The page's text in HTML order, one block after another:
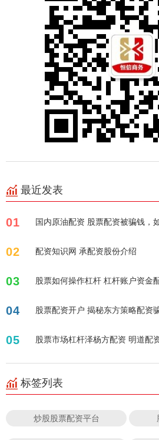
最近发表
01 国内原油配资 股票配资被骗钱，
02 配资知识网 承配资股份介绍
03 股票如何操作杠杆 杠杆账户资金
04 股票配资开户 揭秘东方策略
05 股票市场杠杆泽杨方配资 明道配
标签列表
炒股股票配资平台